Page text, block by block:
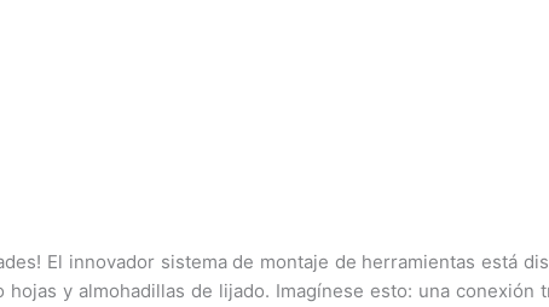
El innovador sistema de montaje de herramientas está
y almohadillas de lijado. Imagínese esto: una conexión